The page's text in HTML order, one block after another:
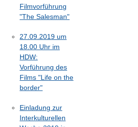
Filmvorführung
"The Salesman"
27.09.2019 um
18.00 Uhr im
HDW:
Vorführung des
Films "Life on the
border"
Einladung zur
Interkulturellen